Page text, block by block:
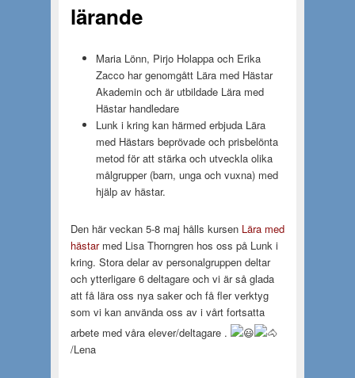
lärande
Maria Lönn, Pirjo Holappa och Erika
Zacco har genomgått Lära med Hästar
Akademin och är utbildade Lära med
Hästar handledare
Lunk i kring kan härmed erbjuda Lära
med Hästars beprövade och prisbelönta
metod för att stärka och utveckla olika
målgrupper (barn, unga och vuxna) med
hjälp av hästar.
Den här veckan 5-8 maj hålls kursen Lära med
hästarmed Lisa Thorngren hos oss på Lunk i
kring. Stora delar av personalgruppen deltar
och ytterligare 6 deltagare och vi är så glada
att få lära oss nya saker och få fler verktyg
som vi kan använda oss av i vårt fortsatta
arbete med våra elever/deltagare .
/Lena